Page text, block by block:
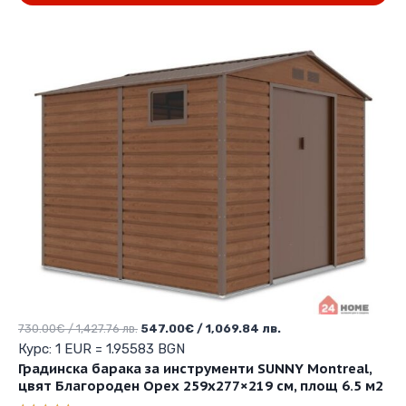
2,345.04 лв.. 1,406.24 лв..
Градинска барака за инструменти SUNNY Montreal,
цвят Благороден Орех 259х277×219 см, площ 6.5 м2
730.00€/ 1,427.76 лв. Original
price
was:
730.00€
547.00€ / 1,069.84 лв.
е:
547.00€
Курс: 1 EUR = 1.95583 BGN